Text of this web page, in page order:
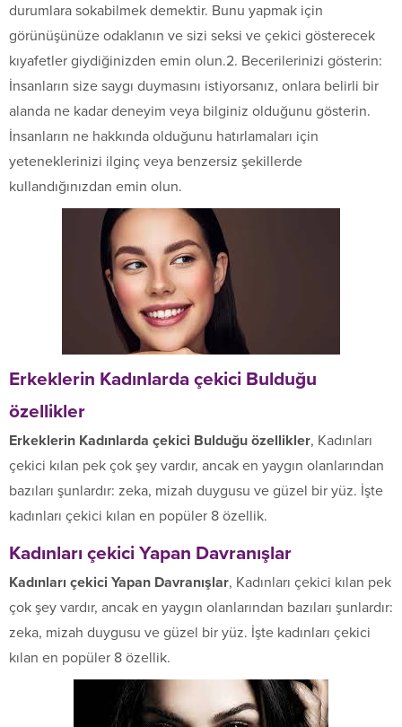
durumlara sokabilmek demektir. Bunu yapmak için
görünüşünüze odaklanın ve sizi seksi ve çekici gösterecek
kıyafetler giydiğinizden emin olun.2. Becerilerinizi gösterin:
İnsanların size saygı duymasını istiyorsanız, onlara belirli bir
alanda ne kadar deneyim veya bilginiz olduğunu gösterin.
İnsanların ne hakkında olduğunu hatırlamaları için
yeteneklerinizi ilginç veya benzersiz şekillerde
kullandığınızdan emin olun.
Erkeklerin Kadınlarda çekici Bulduğu
özellikler
Erkeklerin Kadınlarda çekici Bulduğu özellikler, Kadınları
çekici kılan pek çok şey vardır, ancak en yaygın olanlarından
bazıları şunlardır: zeka, mizah duygusu ve güzel bir yüz. İşte
kadınları çekici kılan en popüler 8 özellik.
Kadınları çekici Yapan Davranışlar
Kadınları çekici Yapan Davranışlar, Kadınları çekici kılan pek
çok şey vardır, ancak en yaygın olanlarından bazıları şunlardır:
zeka, mizah duygusu ve güzel bir yüz. İşte kadınları çekici
kılan en popüler 8 özellik.